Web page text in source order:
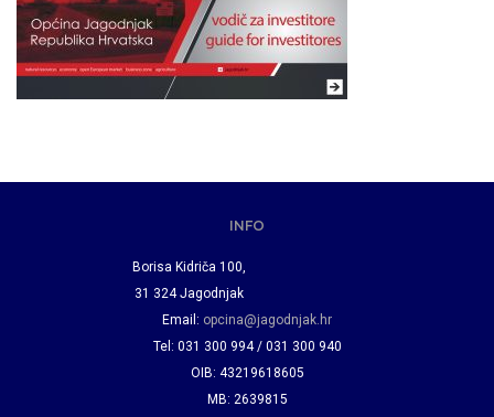
INFO
Borisa Kidriča 100,
31 324 Jagodnjak
Email: opcina@jagodnjak.hr
Tel: 031 300 994 / 031 300 940
OIB: 43219618605
MB: 2639815